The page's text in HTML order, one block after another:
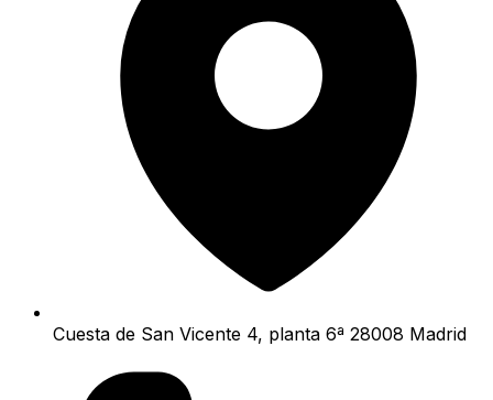
Cuesta de San Vicente 4, planta 6ª 28008 Madrid